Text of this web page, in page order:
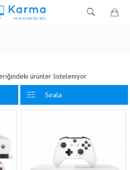
ürünler listeleniyor
Sırala